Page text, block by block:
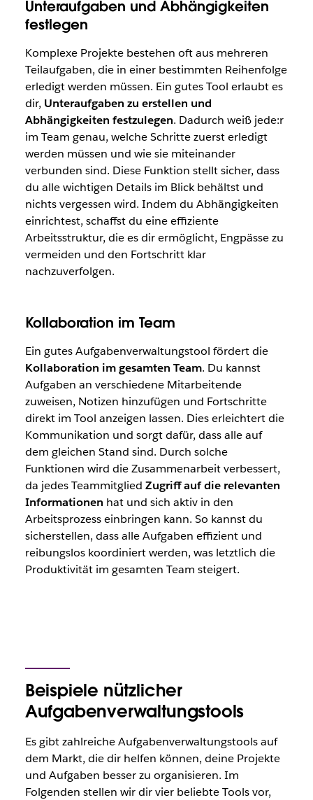
Unteraufgaben und Abhängigkeiten
festlegen
Komplexe Projekte bestehen oft aus mehreren
Teilaufgaben, die in einer bestimmten Reihenfolge
erledigt werden müssen. Ein gutes Tool erlaubt es
dir, Unteraufgaben zu erstellen und
Abhängigkeiten festzulegen. Dadurch weiß jede:r
im Team genau, welche Schritte zuerst erledigt
werden müssen und wie sie miteinander
verbunden sind. Diese Funktion stellt sicher, dass
du alle wichtigen Details im Blick behältst und
nichts vergessen wird. Indem du Abhängigkeiten
einrichtest, schaffst du eine effiziente
Arbeitsstruktur, die es dir ermöglicht, Engpässe zu
vermeiden und den Fortschritt klar
nachzuverfolgen.
Kollaboration im Team
Ein gutes Aufgabenverwaltungstool fördert die
Kollaboration im gesamten Team. Du kannst
Aufgaben an verschiedene Mitarbeitende
zuweisen, Notizen hinzufügen und Fortschritte
direkt im Tool anzeigen lassen. Dies erleichtert die
Kommunikation und sorgt dafür, dass alle auf
dem gleichen Stand sind. Durch solche
Funktionen wird die Zusammenarbeit verbessert,
da jedes Teammitglied Zugriff auf die relevanten
Informationen hat und sich aktiv in den
Arbeitsprozess einbringen kann. So kannst du
sicherstellen, dass alle Aufgaben effizient und
reibungslos koordiniert werden, was letztlich die
Produktivität im gesamten Team steigert.
Beispiele nützlicher
Aufgabenverwaltungstools
Es gibt zahlreiche Aufgabenverwaltungstools auf
dem Markt, die dir helfen können, deine Projekte
und Aufgaben besser zu organisieren. Im
Folgenden stellen wir dir vier beliebte Tools vor,